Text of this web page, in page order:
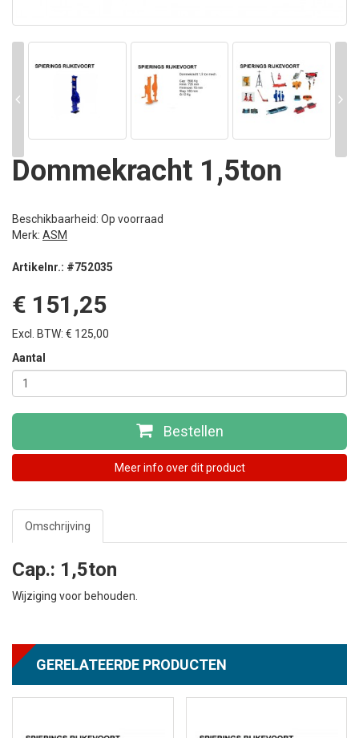
Dommekracht 1,5ton
Beschikbaarheid: Op voorraad
Merk: ASM
Artikelnr.: #752035
€ 151,25
Excl. BTW: € 125,00
Aantal
Bestellen
Meer info over dit product
Omschrijving
Cap.: 1,5ton
Wijziging voor behouden.
GERELATEERDE PRODUCTEN